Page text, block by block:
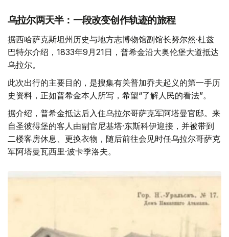
乌拉尔两天半：一段改变创作轨迹的旅程
据西哈萨克斯坦州历史与地方志博物馆副馆长努尔然·杜兹
巴特尔介绍，1833年9月21日，普希金沿大奥伦堡大道抵达
乌拉尔。
此次出行的主要目的，是搜集有关普加乔夫起义的第一手历
史资料，正如普希金本人所写，希望“了解人民的看法”。
据介绍，普希金抵达后入住乌拉尔哥萨克军阿塔曼官邸。来
自圣彼得堡的客人由副官尼基塔·东斯科伊迎接，并被带到
二楼客房休息、更换衣物，随后前往会见时任乌拉尔哥萨克
军阿塔曼瓦西里·波卡季洛夫。